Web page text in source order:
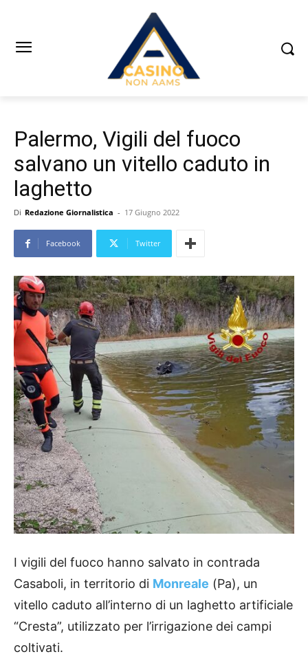
Palermo, Vigili del fuoco
salvano un vitello caduto in
laghetto
Di Redazione Giornalistica - 17 Giugno 2022
Facebook Twitter
I vigili del fuoco hanno salvato in contrada
Casaboli, in territorio di Monreale (Pa), un
vitello caduto all’interno di un laghetto artificiale
“Cresta”, utilizzato per l’irrigazione dei campi
coltivati.